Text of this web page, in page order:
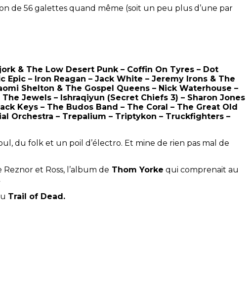
de 56 galettes quand même (soit un peu plus d’une par
& The Low Desert Punk – Coffin On Tyres – Dot
Epic – Iron Reagan – Jack White – Jeremy Irons & The
Shelton & The Gospel Queens – Nick Waterhouse –
Jewels – Ishraqiyun (Secret Chiefs 3) – Sharon Jones
Keys – The Budos Band – The Coral – The Great Old
Orchestra – Trepalium – Triptykon – Truckfighters –
du folk et un poil d’électro. Et mine de rien pas mal de
et Ross, l’album de Thom Yorke qui comprenait au
Trail of Dead.